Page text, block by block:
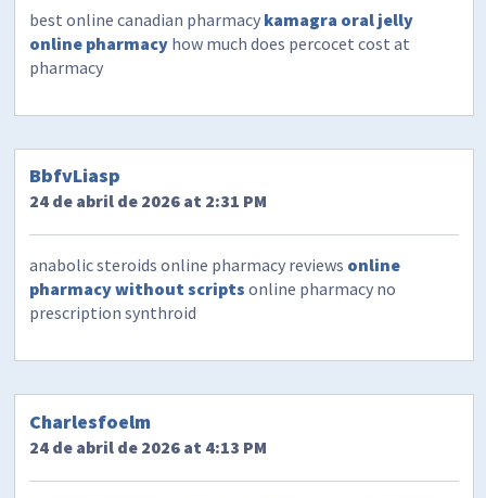
best online canadian pharmacy kamagra oral jelly
online pharmacy how much does percocet cost at
pharmacy
BbfvLiasp
24 de abril de 2026 at 2:31 PM
anabolic steroids online pharmacy reviews online
pharmacy without scripts online pharmacy no
prescription synthroid
Charlesfoelm
24 de abril de 2026 at 4:13 PM